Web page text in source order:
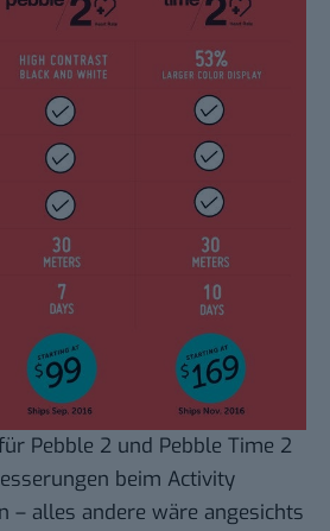
Pebble 2 und Pebble Time 2
beim Activity
– alles andere wäre angesichts